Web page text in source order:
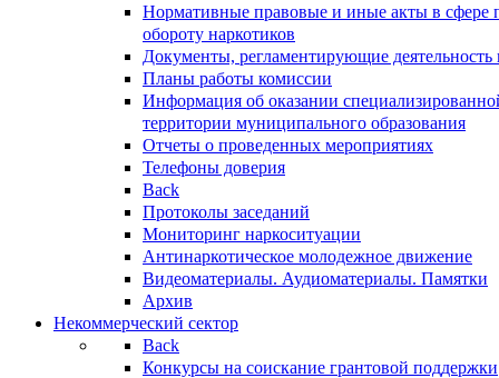
Нормативные правовые и иные акты в сфере
обороту наркотиков
Документы, регламентирующие деятельность
Планы работы комиссии
Информация об оказании
территории муниципального образования
Отчеты о проведенных мероприятиях
Телефоны доверия
Back
Протоколы заседаний
Мониторинг наркоситуации
Антинаркотическое молодежное движение
Видеоматериалы. Аудиоматериалы. Памятки
Архив
Некоммерческий сектор
Back
Конкурсы на соискание грантовой поддержки